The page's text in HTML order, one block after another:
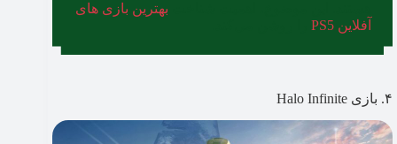
بهترین بازی های
آفلاین PS5
۴. بازی Halo Infinite